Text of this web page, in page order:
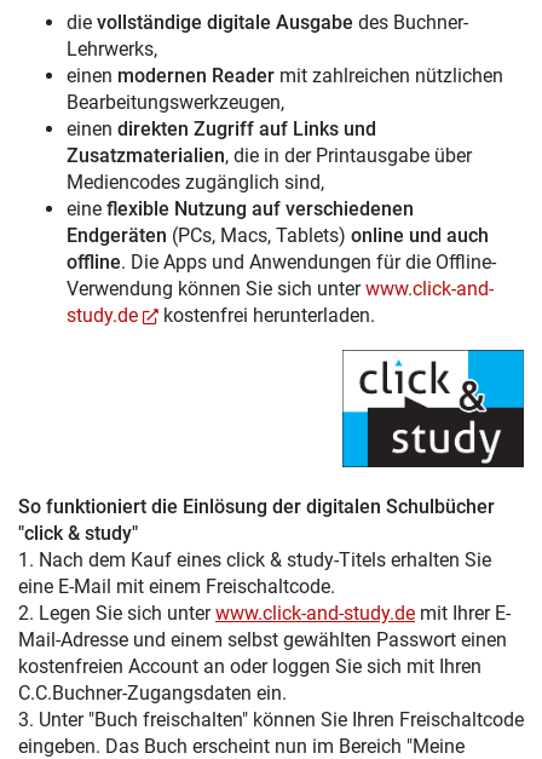
die vollständige digitale Ausgabe des Buchner-
Lehrwerks,
einen modernen Reader mit zahlreichen nützlichen
Bearbeitungswerkzeugen,
einen direkten Zugriff auf Links und
Zusatzmaterialien, die in der Printausgabe über
Mediencodes zugänglich sind,
eine flexible Nutzung auf verschiedenen
Endgeräten (PCs, Macs, Tablets) online und auch
offline. Die Apps und Anwendungen für die Offline-
Verwendung können Sie sich unterwww.click-and-
study.de
kostenfrei herunterladen.
So funktioniert die Einlösung der digitalen Schulbücher
"click & study"
1. Nach dem Kauf eines click & study-Titels erhalten Sie
eine E-Mail mit einem Freischaltcode.
2. Legen Sie sich unterwww.click-and-study.de mit Ihrer E-
Mail-Adresse und einem selbst gewählten Passwort einen
kostenfreien Account an oder loggen Sie sich mit Ihren
C.C.Buchner-Zugangsdaten ein.
3. Unter "Buch freischalten" können Sie Ihren Freischaltcode
eingeben. Das Buch erscheint nun im Bereich "Meine